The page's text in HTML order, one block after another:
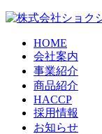
HOME
会社案内
事業紹介
商品紹介
HACCP
採用情報
お知らせ